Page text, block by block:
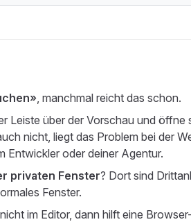
, manchmal reicht das schon.
Leiste über der Vorschau und öffne
nicht, liegt das Problem bei der
Entwickler oder deiner Agentur.
privaten Fenster? Dort sind
Fenster.
im Editor, dann hilft eine